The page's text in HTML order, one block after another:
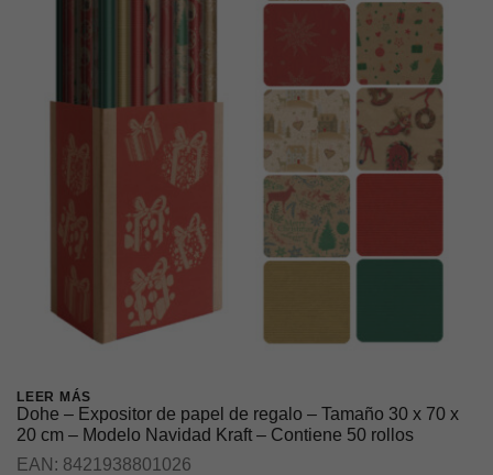
LEER MÁS
Dohe – Expositor de papel de regalo – Tamaño 30 x 70 x
20 cm – Modelo Navidad Kraft – Contiene 50 rollos
EAN: 8421938801026